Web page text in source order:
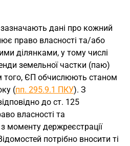
дані про кожний
право власності та/або
ділянками, у тому числі
земельної частки (паю)
того, ЄП обчислюють станом
(пп. 295.9.1 ПКУ). З
до ст. 125
власності та
моменту держреєстрації
потрібно вносити ті